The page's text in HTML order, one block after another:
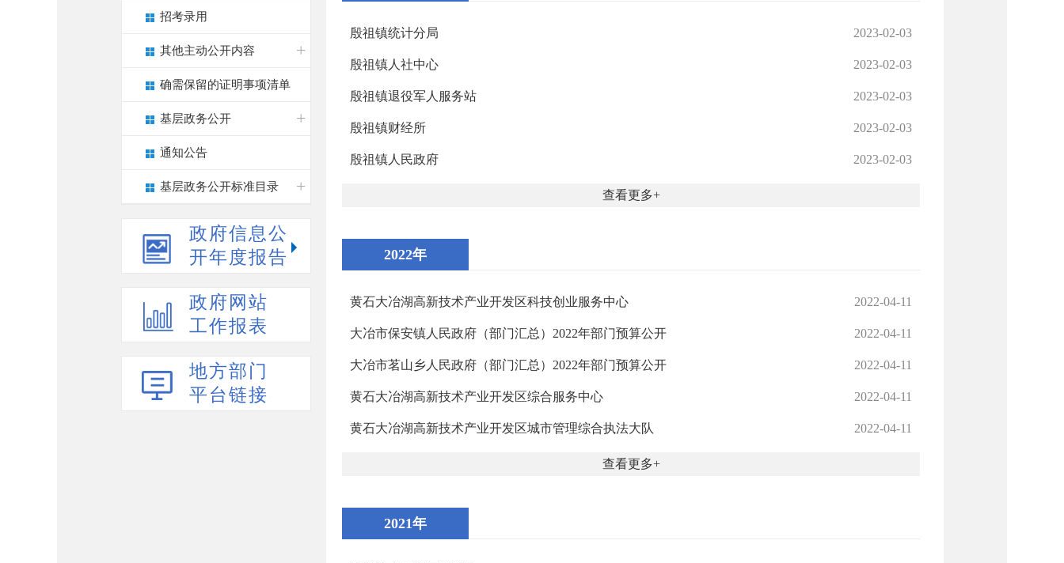
招考录用
其他主动公开内容
确需保留的证明事项清单
基层政务公开
通知公告
基层政务公开标准目录
政府信息公
开年度报告
政府网站
工作报表
地方部门
平台链接
2023-02-03
殷祖镇统计分局
2023-02-03
殷祖镇人社中心
2023-02-03
殷祖镇退役军人服务站
2023-02-03
殷祖镇财经所
2023-02-03
殷祖镇人民政府
查看更多
2022年
2022-04-11
黄石大冶湖高新技术产业开发区科技创业服务中心
2022-04-11
大冶市保安镇人民政府（部门汇总）2022年部门预算公开
2022-04-11
大冶市茗山乡人民政府（部门汇总）2022年部门预算公开
2022-04-11
黄石大冶湖高新技术产业开发区综合服务中心
2022-04-11
黄石大冶湖高新技术产业开发区城市管理综合执法大队
查看更多
2021年